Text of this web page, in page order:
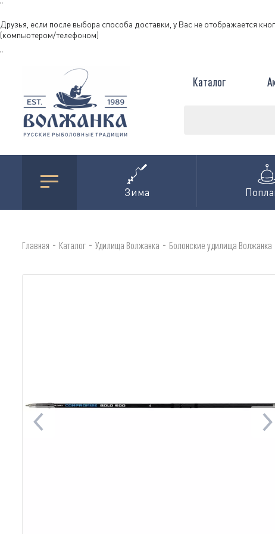
"
Друзья, если после выбора способа доставки, у Вас не отображается
(компьютером/телефоном)
"
Каталог
Зима
Главная - Каталог - Удилища Волжанка - Болонские удилища Волжанка